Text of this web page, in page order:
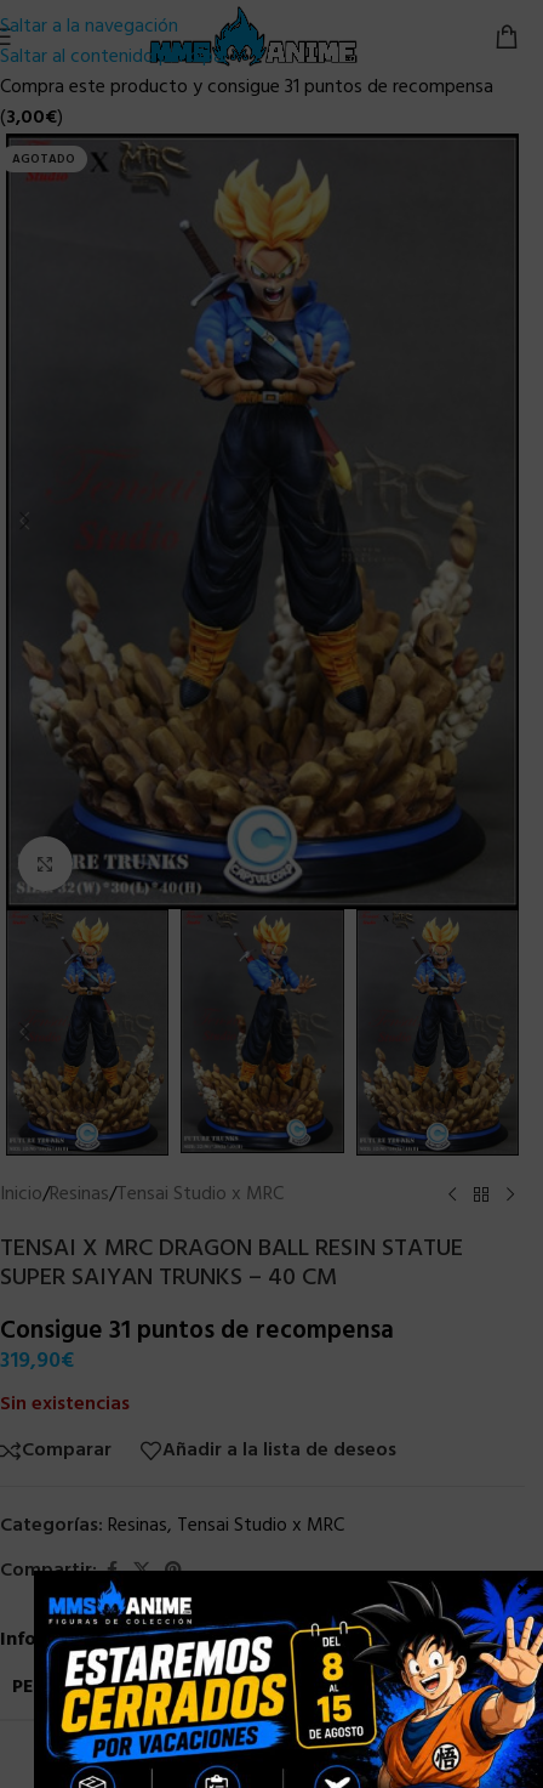
Saltar a la navegación
Saltar al contenido principal
Compra este producto y consigue 31 puntos de recompensa
(3,00€)
AGOTADO
Clic para ampliar
Inicio/Resinas/Tensai Studio x MRC
TENSAI X MRC DRAGON BALL RESIN STATUE
SUPER SAIYAN TRUNKS – 40 CM
Consigue 31 puntos de recompensa
319,90€
Sin existencias
Comparar
Añadir a la lista de deseos
Categorías: Resinas, Tensai Studio x MRC
Compartir:
Información adicional
PESO
3,5 kg
×